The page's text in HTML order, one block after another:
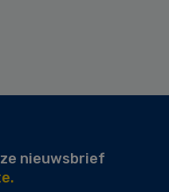
nieuwsbrief